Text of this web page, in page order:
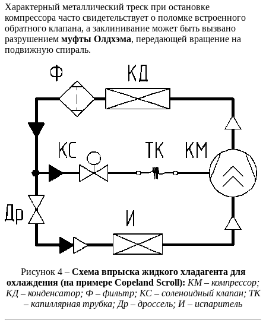
Характерный металлический треск при остановке
компрессора часто свидетельствует о поломке встроенного
обратного клапана, а заклинивание может быть вызвано
разрушением муфты Олдхэма, передающей вращение на
подвижную спираль.
Рисунок 4 –Схема впрыска жидкого хладагента для
охлаждения (на примере Copeland Scroll): КМ – компрессор;
КД – конденсатор; Ф – фильтр; КС – соленоидный клапан; ТК
– капиллярная трубка; Др – дроссель; И – испаритель